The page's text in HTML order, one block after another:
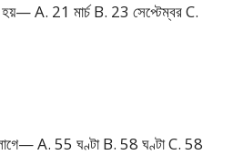
হয়— A. 21 মার্চ B. 23 সেপ্টেম্বর C.
A. 55 ঘণ্টা B. 58 ঘণ্টা C. 58